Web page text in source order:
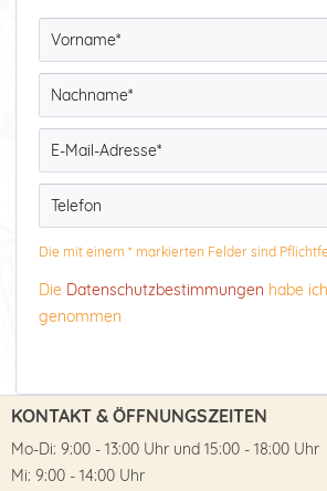
Die mit einem * markierten Felder sind
Die Datenschutzbestimmungen habe
genommen
KONTAKT & ÖFFNUNGSZEITEN
Mo-Di: 9:00 - 13:00 Uhr und 15:00 - 18:00 Uhr
Mi: 9:00 - 14:00 Uhr